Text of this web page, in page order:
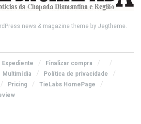
news & magazine theme by Jegtheme.
Expediente
Finalizar compra
Multimídia
Política de privacidade
Pricing
TieLabs HomePage